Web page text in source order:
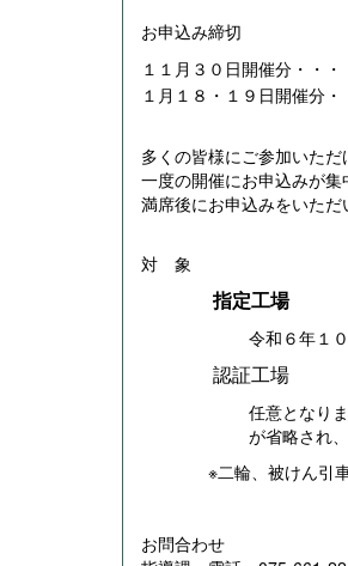
お申込み締切
１１月３０日開催分・・・
１月１８・１９日開催分・
多くの皆様にご参加いた
一度の開催にお申込みが集
満席後にお申込みをいただ
対 象
指定工場
令和６年１
認証工場
任意となり
が省略され
※二輪、被けん引車、
お問合わせ